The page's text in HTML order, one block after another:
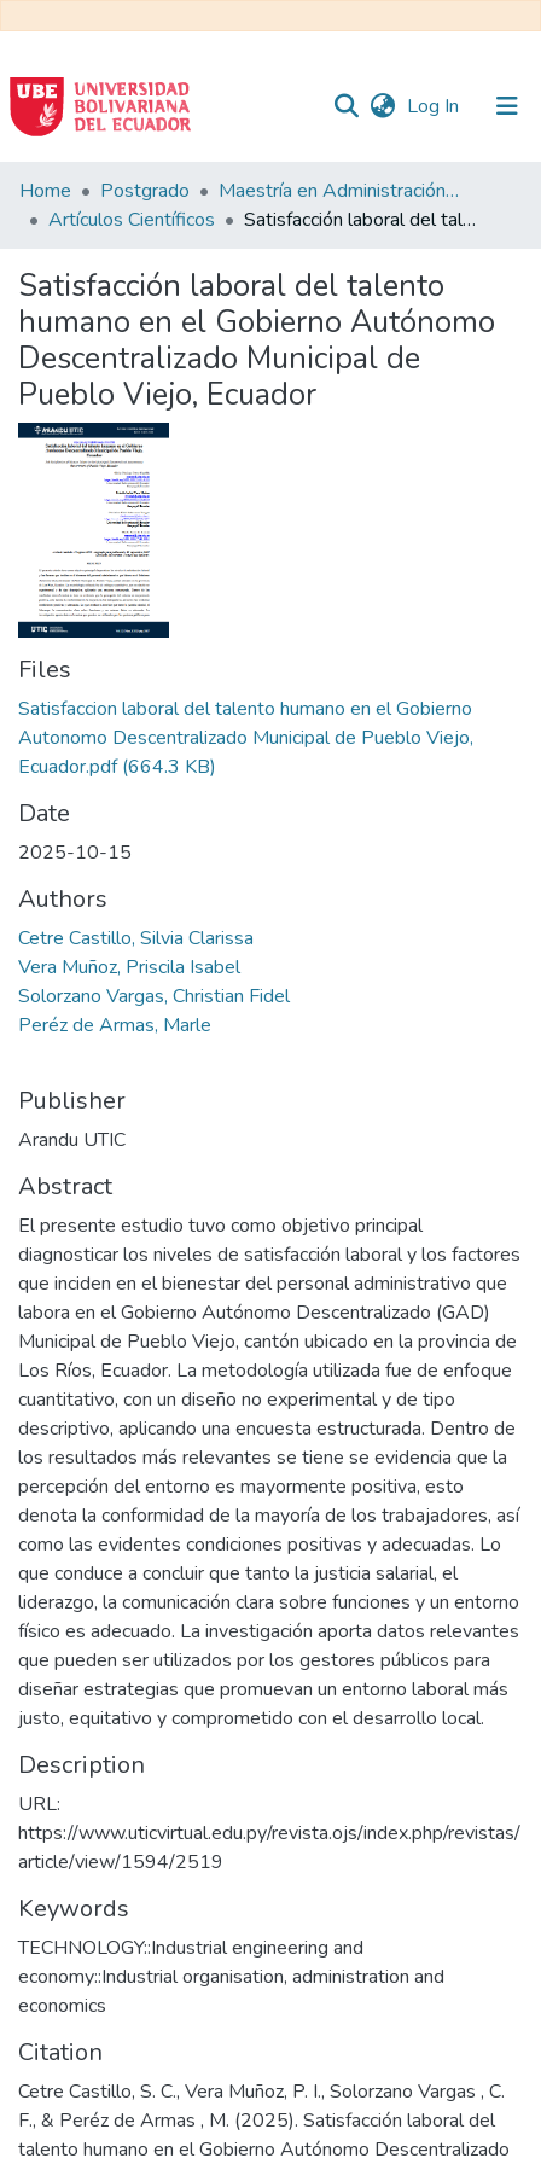
Log In (current)
Communities
&
All of DSpace
Statistics
Home Postgrado
Maestría en Administración y Dirección de Empresas
Artículos Científicos
Satisfacción laboral del talento humano en el Gobierno Autónomo Descentralizado Municipal de Pueblo Viejo, Ecuador
Satisfacción laboral del talento
humano en el Gobierno Autónomo
Descentralizado Municipal de
Pueblo Viejo, Ecuador
Files
Satisfaccion laboral del talento humano en el Gobierno
Autonomo Descentralizado Municipal de Pueblo Viejo,
Ecuador.pdf(664.3 KB)
Date
2025-10-15
Authors
Cetre Castillo, Silvia Clarissa
Vera Muñoz, Priscila Isabel
Solorzano Vargas, Christian Fidel
Peréz de Armas, Marle
Publisher
Arandu UTIC
Abstract
El presente estudio tuvo como objetivo principal
diagnosticar los niveles de satisfacción laboral y los factores
que inciden en el bienestar del personal administrativo que
labora en el Gobierno Autónomo Descentralizado (GAD)
Municipal de Pueblo Viejo, cantón ubicado en la provincia de
Los Ríos, Ecuador. La metodología utilizada fue de enfoque
cuantitativo, con un diseño no experimental y de tipo
descriptivo, aplicando una encuesta estructurada. Dentro de
los resultados más relevantes se tiene se evidencia que la
percepción del entorno es mayormente positiva, esto
denota la conformidad de la mayoría de los trabajadores, así
como las evidentes condiciones positivas y adecuadas. Lo
que conduce a concluir que tanto la justicia salarial, el
liderazgo, la comunicación clara sobre funciones y un entorno
físico es adecuado. La investigación aporta datos relevantes
que pueden ser utilizados por los gestores públicos para
diseñar estrategias que promuevan un entorno laboral más
justo, equitativo y comprometido con el desarrollo local.
Description
URL:
https://www.uticvirtual.edu.py/revista.ojs/index.php/revistas/
article/view/1594/2519
Keywords
TECHNOLOGY::Industrial engineering and
economy::Industrial organisation, administration and
economics
Citation
Cetre Castillo, S. C., Vera Muñoz, P. I., Solorzano Vargas , C.
F., & Peréz de Armas , M. (2025). Satisfacción laboral del
talento humano en el Gobierno Autónomo Descentralizado